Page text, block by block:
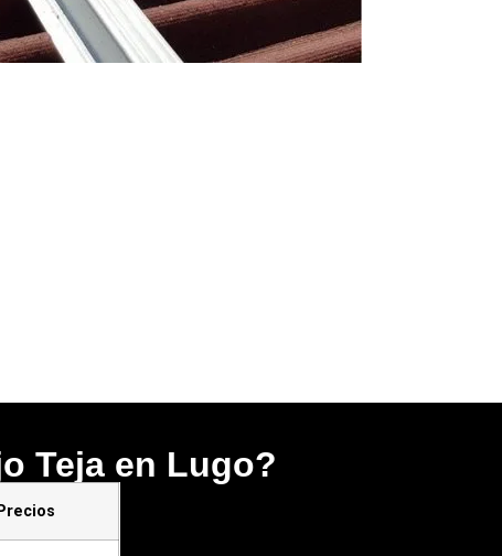
Teja en Lugo?
Precios